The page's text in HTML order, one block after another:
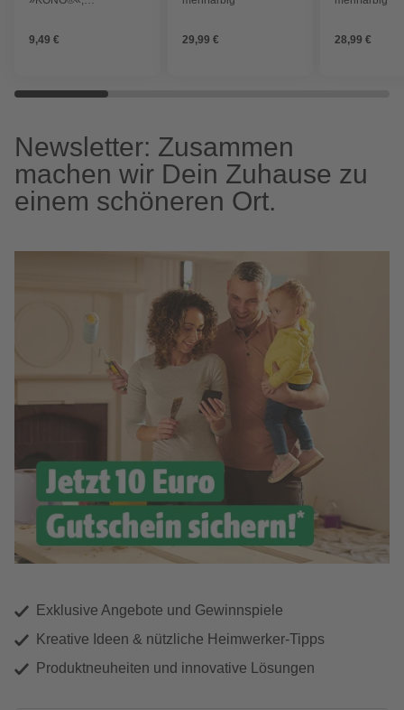
9,49 €
29,99 € 28,99 €
Newsletter: Zusammen
machen wir Dein Zuhause zu
einem schöneren Ort.
Exklusive Angebote und Gewinnspiele
Kreative Ideen & nützliche Heimwerker-Tipps
Produktneuheiten und innovative Lösungen